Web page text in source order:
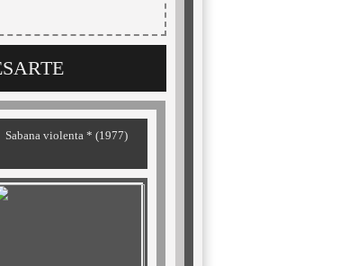
Sabana violenta * (1977)